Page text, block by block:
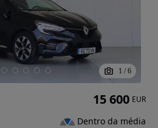
1 / 6
15 600 EUR
Dentro da média